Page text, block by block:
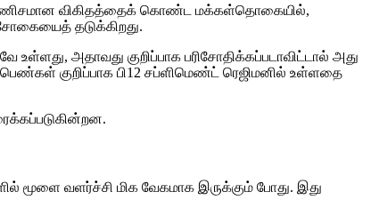
கணிசமான விகிதத்தைக் கொண்ட மக்கள்தொகையில்,
சோகையைத் தடுக்கிறது.
அதாவது குறிப்பாக பரிசோதிக்கப்படாவிட்டால் அது
குறிப்பாக பி12 சப்ளிமெண்ட் ரெஜிமனில் உள்ளதை
மூளை வளர்ச்சி மிக வேகமாக இருக்கும் போது. இது